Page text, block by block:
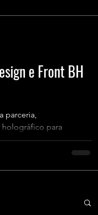
e Front BH
parceria,
para